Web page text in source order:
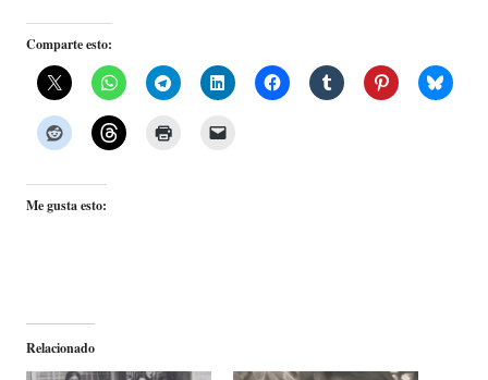
Comparte esto:
Me gusta esto:
Relacionado